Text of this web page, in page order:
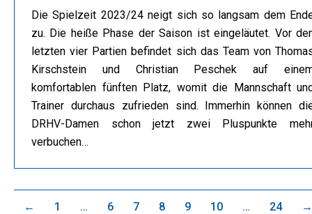
Die Spielzeit 2023/24 neigt sich so langsam dem
zu. Die heiße Phase der Saison ist eingeläutet. Vor
letzten vier Partien befindet sich das Team von
Kirschstein und Christian Peschek auf
komfortablen fünften Platz, womit die Mannschaft
Trainer durchaus zufrieden sind. Immerhin können
DRHV-Damen schon jetzt zwei Pluspunkte
verbuchen…
← 1 … 6 7 8 9 10 … 24 →